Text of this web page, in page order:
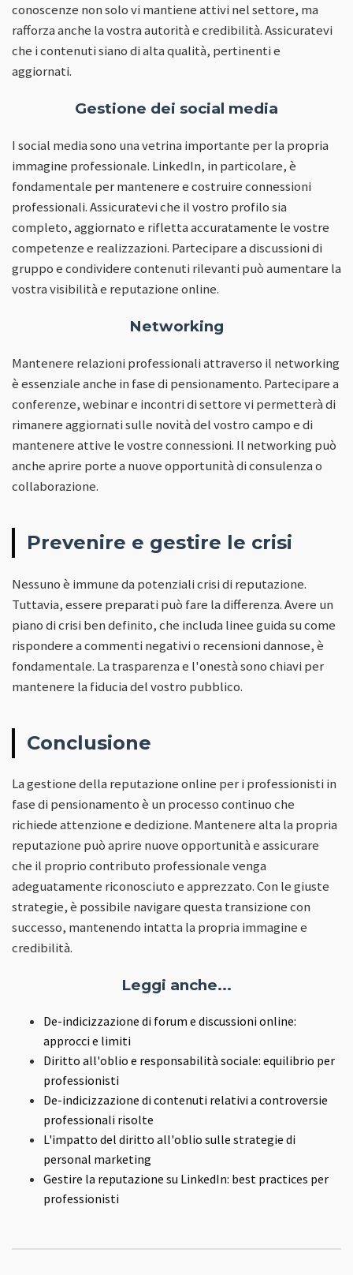
conoscenze non solo vi mantiene attivi nel settore, ma
rafforza anche la vostra autorità e credibilità. Assicuratevi
che i contenuti siano di alta qualità, pertinenti e
aggiornati.
Gestione dei social media
I social media sono una vetrina importante per la propria
immagine professionale. LinkedIn, in particolare, è
fondamentale per mantenere e costruire connessioni
professionali. Assicuratevi che il vostro profilo sia
completo, aggiornato e rifletta accuratamente le vostre
competenze e realizzazioni. Partecipare a discussioni di
gruppo e condividere contenuti rilevanti può aumentare la
vostra visibilità e reputazione online.
Networking
Mantenere relazioni professionali attraverso il networking
è essenziale anche in fase di pensionamento. Partecipare a
conferenze, webinar e incontri di settore vi permetterà di
rimanere aggiornati sulle novità del vostro campo e di
mantenere attive le vostre connessioni. Il networking può
anche aprire porte a nuove opportunità di consulenza o
collaborazione.
Prevenire e gestire le crisi
Nessuno è immune da potenziali crisi di reputazione.
Tuttavia, essere preparati può fare la differenza. Avere un
piano di crisi ben definito, che includa linee guida su come
rispondere a commenti negativi o recensioni dannose, è
fondamentale. La trasparenza e l'onestà sono chiavi per
mantenere la fiducia del vostro pubblico.
Conclusione
La gestione della reputazione online per i professionisti in
fase di pensionamento è un processo continuo che
richiede attenzione e dedizione. Mantenere alta la propria
reputazione può aprire nuove opportunità e assicurare
che il proprio contributo professionale venga
adeguatamente riconosciuto e apprezzato. Con le giuste
strategie, è possibile navigare questa transizione con
successo, mantenendo intatta la propria immagine e
credibilità.
Leggi anche...
De-indicizzazione di forum e discussioni online:
approcci e limiti
Diritto all'oblio e responsabilità sociale: equilibrio per
professionisti
De-indicizzazione di contenuti relativi a controversie
professionali risolte
L'impatto del diritto all'oblio sulle strategie di
personal marketing
Gestire la reputazione su LinkedIn: best practices per
professionisti